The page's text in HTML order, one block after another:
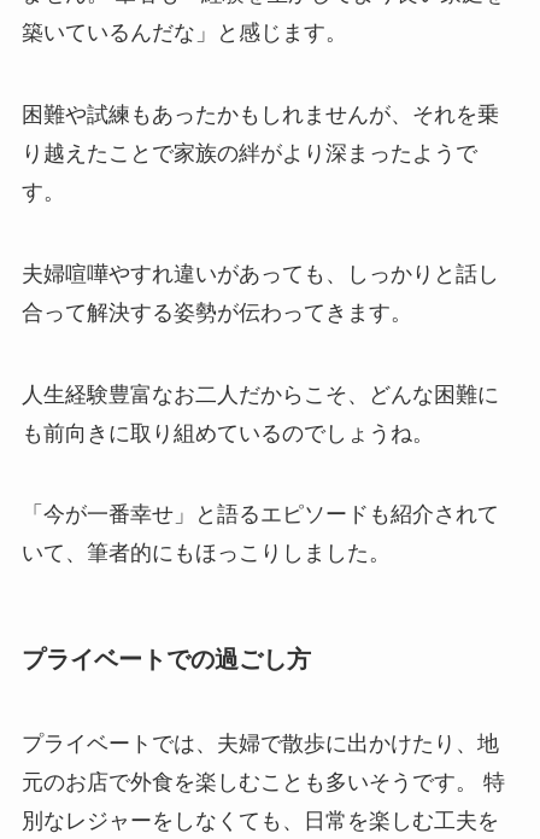
築いているんだな」と感じます。
困難や試練もあったかもしれませんが、それを乗
り越えたことで家族の絆がより深まったようで
す。
夫婦喧嘩やすれ違いがあっても、しっかりと話し
合って解決する姿勢が伝わってきます。
人生経験豊富なお二人だからこそ、どんな困難に
も前向きに取り組めているのでしょうね。
「今が一番幸せ」と語るエピソードも紹介されて
いて、筆者的にもほっこりしました。
プライベートでの過ごし方
プライベートでは、夫婦で散歩に出かけたり、地
元のお店で外食を楽しむことも多いそうです。 特
別なレジャーをしなくても、日常を楽しむ工夫を